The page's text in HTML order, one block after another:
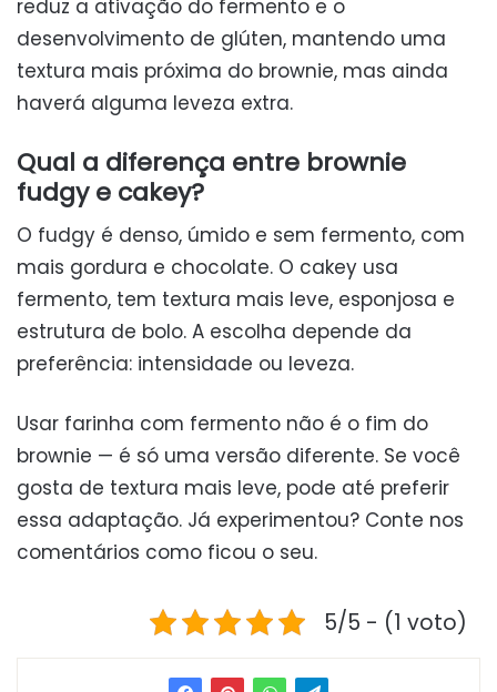
reduz a ativação do fermento e o
desenvolvimento de glúten, mantendo uma
textura mais próxima do brownie, mas ainda
haverá alguma leveza extra.
Qual a diferença entre brownie
fudgy e cakey?
O fudgy é denso, úmido e sem fermento, com
mais gordura e chocolate. O cakey usa
fermento, tem textura mais leve, esponjosa e
estrutura de bolo. A escolha depende da
preferência: intensidade ou leveza.
Usar farinha com fermento não é o fim do
brownie — é só uma versão diferente. Se você
gosta de textura mais leve, pode até preferir
essa adaptação. Já experimentou? Conte nos
comentários como ficou o seu.
5/5 - (1 voto)